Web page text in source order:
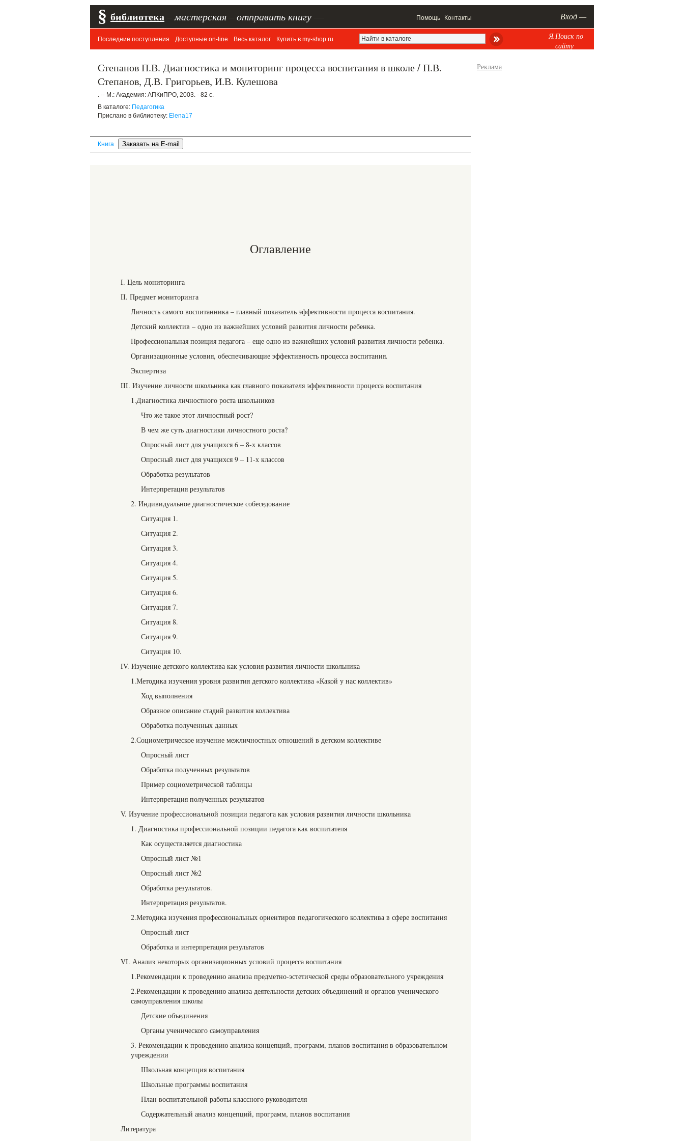
§ библиотека мастерская отправить книгу Помощь Контакты Вход —
Последние поступления Доступные on-line Весь каталог Купить в my-shop.ru
Я.Поиск по
сайту
Степанов П.В. Диагностика и мониторинг процесса воспитания в школе / П.В.
Степанов, Д.В. Григорьев, И.В. Кулешова
. -- М.: Академия: АПКиПРО, 2003. - 82 c.
В каталоге: Педагогика
Прислано в библиотеку: Elena17
Книга
Оглавление
I. Цель мониторинга
II. Предмет мониторинга
Личность самого воспитанника – главный показатель эффективности процесса воспитания.
Детский коллектив – одно из важнейших условий развития личности ребенка.
Профессиональная позиция педагога – еще одно из важнейших условий развития личности ребенка.
Организационные условия, обеспечивающие эффективность процесса воспитания.
Экспертиза
III. Изучение личности школьника как главного показателя эффективности процесса воспитания
1.Диагностика личностного роста школьников
Что же такое этот личностный рост?
В чем же суть диагностики личностного роста?
Опросный лист для учащихся 6 – 8-х классов
Опросный лист для учащихся 9 – 11-х классов
Обработка результатов
Интерпретация результатов
2. Индивидуальное диагностическое собеседование
Ситуация 1.
Ситуация 2.
Ситуация 3.
Ситуация 4.
Ситуация 5.
Ситуация 6.
Ситуация 7.
Ситуация 8.
Ситуация 9.
Ситуация 10.
IV. Изучение детского коллектива как условия развития личности школьника
1.Методика изучения уровня развития детского коллектива «Какой у нас коллектив»
Ход выполнения
Образное описание стадий развития коллектива
Обработка полученных данных
2.Социометрическое изучение межличностных отношений в детском коллективе
Опросный лист
Обработка полученных результатов
Пример социометрической таблицы
Интерпретация полученных результатов
V. Изучение профессиональной позиции педагога как условия развития личности школьника
1. Диагностика профессиональной позиции педагога как воспитателя
Как осуществляется диагностика
Опросный лист №1
Опросный лист №2
Обработка результатов.
Интерпретация результатов.
2.Методика изучения профессиональных ориентиров педагогического коллектива в сфере воспитания
Опросный лист
Обработка и интерпретация результатов
VI. Анализ некоторых организационных условий процесса воспитания
1.Рекомендации к проведению анализа предметно-эстетической среды образовательного учреждения
2.Рекомендации к проведению анализа деятельности детских объединений и органов ученического
самоуправления школы
Детские объединения
Органы ученического самоуправления
3. Рекомендации к проведению анализа концепций, программ, планов воспитания в образовательном
учреждении
Школьная концепция воспитания
Школьные программы воспитания
План воспитательной работы классного руководителя
Содержательный анализ концепций, программ, планов воспитания
Литература
Реклама